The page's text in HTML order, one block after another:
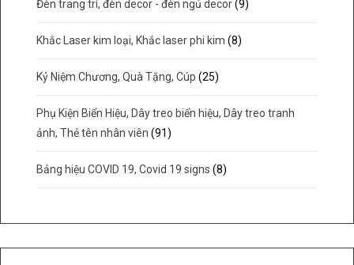
Đèn trang trí, đèn decor - đèn ngủ decor (9)
Khắc Laser kim loại, Khắc laser phi kim (8)
Kỷ Niệm Chương, Quà Tặng, Cúp (25)
Phụ Kiện Biển Hiệu, Dây treo biển hiệu, Dây treo tranh
ảnh, Thẻ tên nhân viên (91)
Bảng hiệu COVID 19, Covid 19 signs (8)